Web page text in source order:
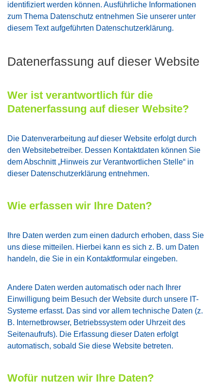
identifiziert werden können. Ausführliche Informationen
zum Thema Datenschutz entnehmen Sie unserer unter
diesem Text aufgeführten Datenschutzerklärung.
Datenerfassung auf dieser Website
Wer ist verantwortlich für die
Datenerfassung auf dieser Website?
Die Datenverarbeitung auf dieser Website erfolgt durch
den Websitebetreiber. Dessen Kontaktdaten können Sie
dem Abschnitt „Hinweis zur Verantwortlichen Stelle“ in
dieser Datenschutzerklärung entnehmen.
Wie erfassen wir Ihre Daten?
Ihre Daten werden zum einen dadurch erhoben, dass Sie
uns diese mitteilen. Hierbei kann es sich z. B. um Daten
handeln, die Sie in ein Kontaktformular eingeben.
Andere Daten werden automatisch oder nach Ihrer
Einwilligung beim Besuch der Website durch unsere IT-
Systeme erfasst. Das sind vor allem technische Daten (z.
B. Internetbrowser, Betriebssystem oder Uhrzeit des
Seitenaufrufs). Die Erfassung dieser Daten erfolgt
automatisch, sobald Sie diese Website betreten.
Wofür nutzen wir Ihre Daten?